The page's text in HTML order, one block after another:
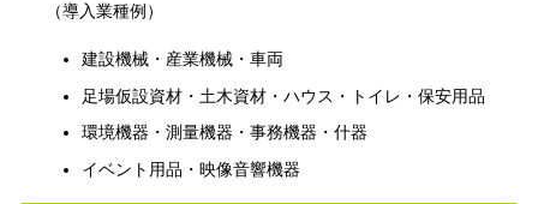
（導入業種例）
建設機械・産業機械・車両
足場仮設資材・土木資材・ハウス・トイレ・保安用品
環境機器・測量機器・事務機器・什器
イベント用品・映像音響機器